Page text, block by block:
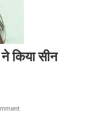
ने किया सीन
On